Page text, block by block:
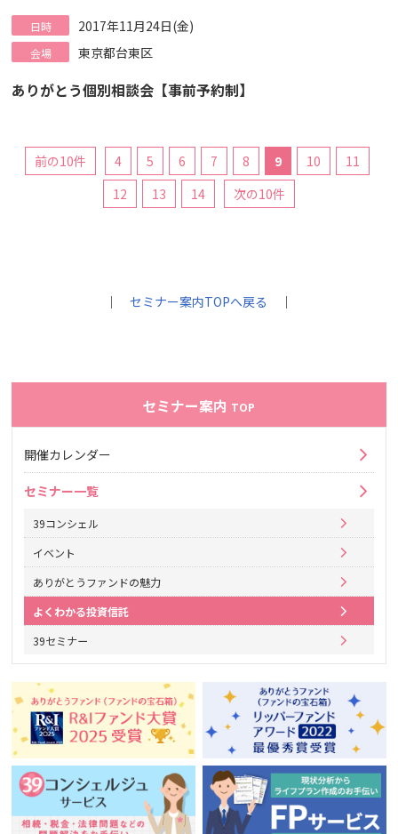
日時 2017年11月24日(金)
会場 東京都台東区
ありがとう個別相談会【事前予約制】
前の10件 4 5 6 7 8 9 10
11
12
13 14 次の10件
｜セミナー案内TOPへ戻る ｜
セミナー案内 TOP
開催カレンダー
セミナー一覧
39コンシェル
イベント
ありがとうファンドの魅力
よくわかる投資信託
39セミナー